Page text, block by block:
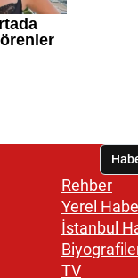
Rehber
Yerel
İstanbul
TV